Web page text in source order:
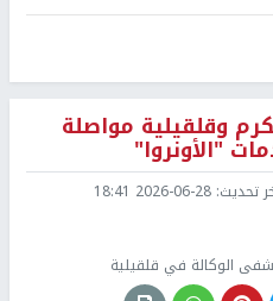
وقلقيلية مواصلة
"الأونروا"
تحديث: 2026-06-28 18:41